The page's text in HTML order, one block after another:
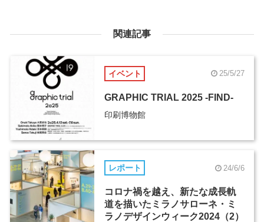
関連記事
イベント 25/5/27
GRAPHIC TRIAL 2025 -FIND-
印刷博物館
レポート 24/6/6
コロナ禍を越え、新たな成長軌
道を描いたミラノサローネ・ミ
ラノデザインウィーク2024（2）